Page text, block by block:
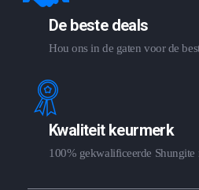
De beste deals
Hou ons in de gaten voor de
Kwaliteit keurmerk
100% gekwalificeerde